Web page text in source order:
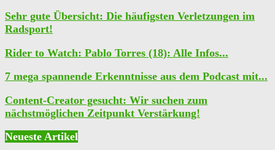
Sehr gute Übersicht: Die häufigsten Verletzungen im
Radsport!
Rider to Watch: Pablo Torres (18): Alle Infos...
7 mega spannende Erkenntnisse aus dem Podcast mit...
Content-Creator gesucht: Wir suchen zum
nächstmöglichen Zeitpunkt Verstärkung!
Neueste Artikel